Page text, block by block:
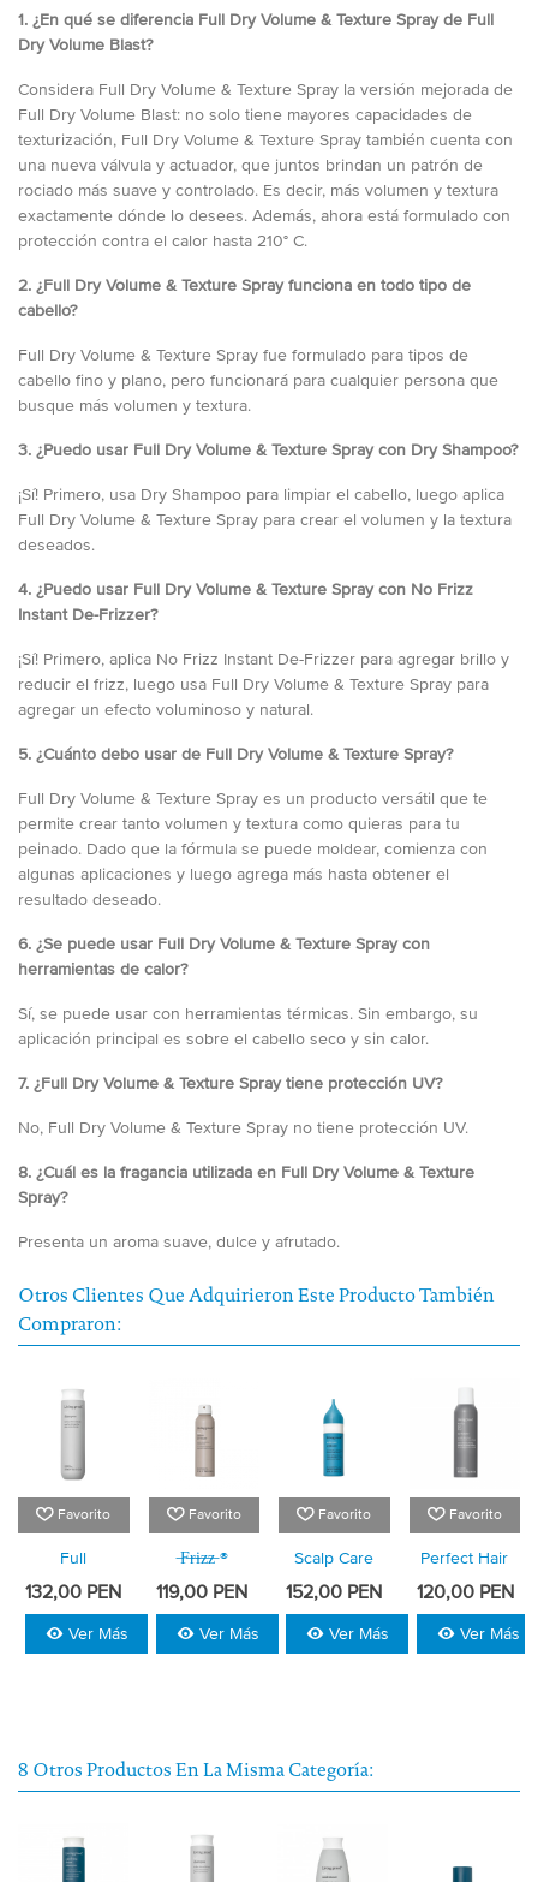
1. ¿En qué se diferencia Full Dry Volume & Texture Spray de Full
Dry Volume Blast?
Considera Full Dry Volume & Texture Spray la versión mejorada de
Full Dry Volume Blast: no solo tiene mayores capacidades de
texturización, Full Dry Volume & Texture Spray también cuenta con
una nueva válvula y actuador, que juntos brindan un patrón de
rociado más suave y controlado. Es decir, más volumen y textura
exactamente dónde lo desees. Además, ahora está formulado con
protección contra el calor hasta 210° C.
2. ¿Full Dry Volume & Texture Spray funciona en todo tipo de
cabello?
Full Dry Volume & Texture Spray fue formulado para tipos de
cabello fino y plano, pero funcionará para cualquier persona que
busque más volumen y textura.
3. ¿Puedo usar Full Dry Volume & Texture Spray con Dry Shampoo?
¡Sí! Primero, usa Dry Shampoo para limpiar el cabello, luego aplica
Full Dry Volume & Texture Spray para crear el volumen y la textura
deseados.
4. ¿Puedo usar Full Dry Volume & Texture Spray con No Frizz
Instant De-Frizzer?
¡Sí! Primero, aplica No Frizz Instant De-Frizzer para agregar brillo y
reducir el frizz, luego usa Full Dry Volume & Texture Spray para
agregar un efecto voluminoso y natural.
5. ¿Cuánto debo usar de Full Dry Volume & Texture Spray?
Full Dry Volume & Texture Spray es un producto versátil que te
permite crear tanto volumen y textura como quieras para tu
peinado. Dado que la fórmula se puede moldear, comienza con
algunas aplicaciones y luego agrega más hasta obtener el
resultado deseado.
6. ¿Se puede usar Full Dry Volume & Texture Spray con
herramientas de calor?
Sí, se puede usar con herramientas térmicas. Sin embargo, su
aplicación principal es sobre el cabello seco y sin calor.
7. ¿Full Dry Volume & Texture Spray tiene protección UV?
No, Full Dry Volume & Texture Spray no tiene protección UV.
8. ¿Cuál es la fragancia utilizada en Full Dry Volume & Texture
Spray?
Presenta un aroma suave, dulce y afrutado.
Otros Clientes Que Adquirieron Este Producto También
Compraron:
Favorito
Full
Shampoo
132,00 PEN
Ver Más
Favorito
̶f̶r̶i̶z̶z̶ ®
Instant De
119,00 PEN
Ver Más
Favorito
Scalp Care
Exfoliator
152,00 PEN
Ver Más
Favorito
Perfect Hair
Day™ Dry
120,00 PEN
Ver Más
8 Otros Productos En La Misma Categoría: